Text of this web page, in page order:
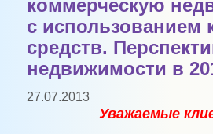
коммерческую
с использованием
средств.
недвижимости в
27.07.2013
Уважаемые